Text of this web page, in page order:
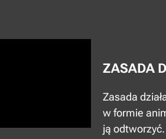
ZASADA
Zasada
w formie
ją odtworzyć.